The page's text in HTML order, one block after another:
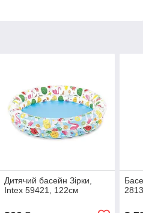
Дитячий басейн Зірки,
Intex 59421, 122см